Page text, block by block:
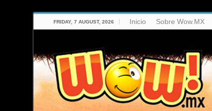
FRIDAY, 7 AUGUST, 2026 Inicio Sobre Wow.MX